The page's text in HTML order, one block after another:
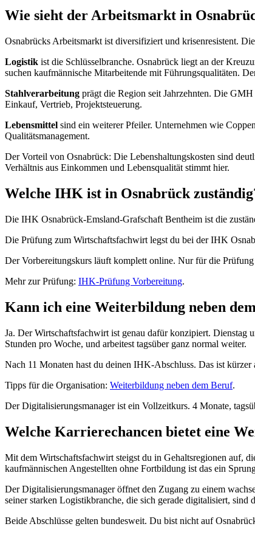
Wie sieht der Arbeitsmarkt in
Osnabrücks Arbeitsmarkt ist diversifiziert und krisenresistent.
Logistik ist die Schlüsselbranche. Osnabrück liegt an der
suchen kaufmännische Mitarbeitende mit Führungsqualitäten.
Stahlverarbeitung prägt die Region seit Jahrzehnten. Die
Einkauf, Vertrieb, Projektsteuerung.
Lebensmittel sind ein weiterer Pfeiler. Unternehmen wie
Qualitätsmanagement.
Der Vorteil von Osnabrück: Die Lebenshaltungskosten sind
Verhältnis aus Einkommen und Lebensqualität stimmt hier.
Welche IHK ist in Osnabrück
Die IHK Osnabrück-Emsland-Grafschaft Bentheim ist die
Die Prüfung zum Wirtschaftsfachwirt legst du bei der IHK
Der Vorbereitungskurs läuft komplett online. Nur für die
Mehr zur Prüfung: IHK-Prüfung Vorbereitung.
Kann ich eine Weiterbildung neben
Ja. Der Wirtschaftsfachwirt ist genau dafür konzipiert. Dienstag
Stunden pro Woche, und arbeitest tagsüber ganz normal weiter.
Nach 11 Monaten hast du deinen IHK-Abschluss. Das ist
Tipps für die Organisation: Weiterbildung neben dem Beruf.
Der Digitalisierungsmanager ist ein Vollzeitkurs. 4 Monate,
Welche Karrierechancen bietet eine
Mit dem Wirtschaftsfachwirt steigst du in Gehaltsregionen auf,
kaufmännischen Angestellten ohne Fortbildung ist das ein
Der Digitalisierungsmanager öffnet den Zugang zu einem
seiner starken Logistikbranche, die sich gerade digitalisiert, sind
Beide Abschlüsse gelten bundesweit. Du bist nicht auf